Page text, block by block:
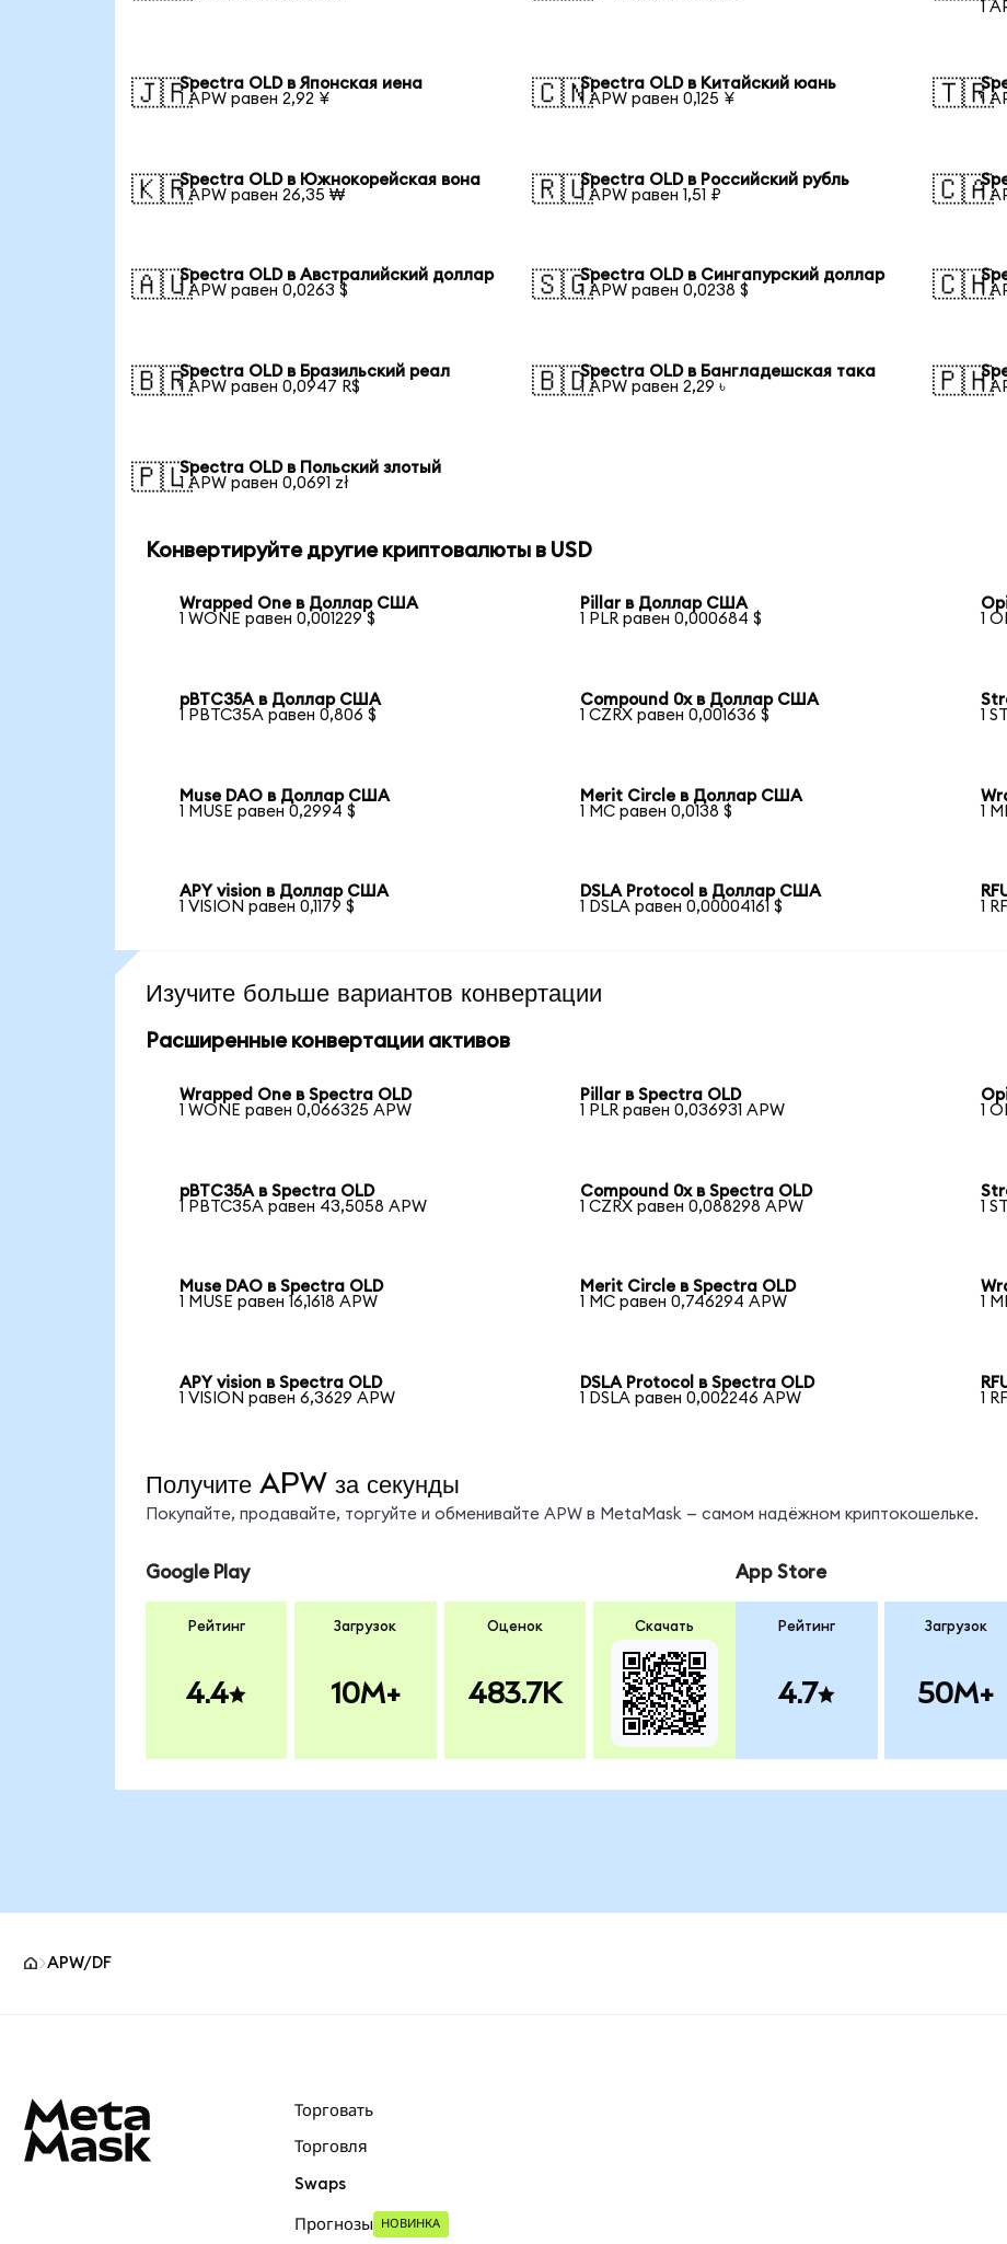
1
🇯🇵Spectra OLD в Японская иена
1 APW равен 2,92 ¥
🇨🇳Spectra OLD в Китайский юань
1 APW равен 0,125 ¥
🇹🇷
1
🇰🇷Spectra OLD в Южнокорейская вона
1 APW равен 26,35 ₩
🇷🇺Spectra OLD в Российский рубль
1 APW равен 1,51 ₽
🇨🇦
1
🇦🇺Spectra OLD в Австралийский доллар
1 APW равен 0,0263 $
🇸🇬Spectra OLD в Сингапурский доллар
1 APW равен 0,0238 $
🇨🇭
1
🇧🇷Spectra OLD в Бразильский реал
1 APW равен 0,0947 R$
🇧🇩Spectra OLD в Бангладешская така
1 APW равен 2,29 ৳
🇵🇭
1
🇵🇱Spectra OLD в Польский злотый
1 APW равен 0,0691 zł
Конвертируйте другие криптовалюты в USD
Wrapped One в Доллар США
1 WONE равен 0,001229 $
Pillar в Доллар США
1 PLR равен 0,000684 $
1
pBTC35A в Доллар США
1 PBTC35A равен 0,806 $
Compound 0x в Доллар США
1 CZRX равен 0,001636 $
1
Muse DAO в Доллар США
1 MUSE равен 0,2994 $
Merit Circle в Доллар США
1 MC равен 0,0138 $
1
APY vision в Доллар США
1 VISION равен 0,1179 $
DSLA Protocol в Доллар США
1 DSLA равен 0,00004161 $
1
Изучите больше вариантов конвертации
Расширенные конвертации активов
Wrapped One в Spectra OLD
1 WONE равен 0,066325 APW
Pillar в Spectra OLD
1 PLR равен 0,036931 APW
1
pBTC35A в Spectra OLD
1 PBTC35A равен 43,5058 APW
Compound 0x в Spectra OLD
1 CZRX равен 0,088298 APW
1
Muse DAO в Spectra OLD
1 MUSE равен 16,1618 APW
Merit Circle в Spectra OLD
1 MC равен 0,746294 APW
1
APY vision в Spectra OLD
1 VISION равен 6,3629 APW
DSLA Protocol в Spectra OLD
1 DSLA равен 0,002246 APW
1
Получите APW за секунды
Покупайте, продавайте, торгуйте и обменивайте APW в MetaMask — самом надёжном криптокошельке.
Google Play
Рейтинг
4.4
Загрузок
10M+
Оценок
483.7K
Скачать
App Store
Рейтинг
4.7
Загрузок
50M+
APW/DF
Торговать
Торговля
Swaps
Прогнозы НОВИНКА